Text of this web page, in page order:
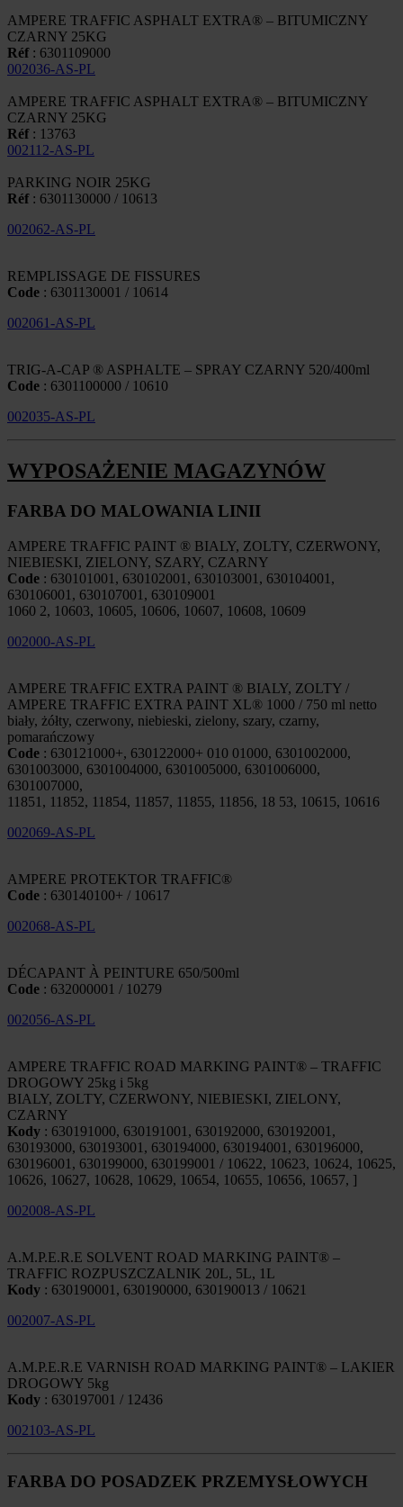
AMPERE TRAFFIC ASPHALT EXTRA® – BITUMICZNY
CZARNY 25KG
Réf: 6301109000
002036-AS-PL
AMPERE TRAFFIC ASPHALT EXTRA® – BITUMICZNY
CZARNY 25KG
Réf: 13763
002112-AS-PL
PARKING NOIR 25KG
Réf: 6301130000 / 10613
002062-AS-PL
REMPLISSAGE DE FISSURES
Code : 6301130001 / 10614
002061-AS-PL
TRIG-A-CAP ® ASPHALTE – SPRAY CZARNY 520/400ml
Code : 6301100000 / 10610
002035-AS-PL
WYPOSAŻENIE MAGAZYNÓW
FARBA DO MALOWANIA LINII
AMPERE TRAFFIC PAINT ® BIALY, ZOLTY, CZERWONY,
NIEBIESKI, ZIELONY, SZARY, CZARNY
Code : 630101001, 630102001, 630103001, 630104001,
630106001, 630107001, 630109001
1060 2, 10603, 10605, 10606, 10607, 10608, 10609
002000-AS-PL
AMPERE TRAFFIC EXTRA PAINT ® BIALY, ZOLTY /
AMPERE TRAFFIC EXTRA PAINT XL® 1000 / 750 ml netto
biały, żółty, czerwony, niebieski, zielony, szary, czarny,
pomarańczowy
Code : 630121000+, 630122000+ 010 01000, 6301002000,
6301003000, 6301004000, 6301005000, 6301006000,
6301007000,
11851, 11852, 11854, 11857, 11855, 11856, 18 53, 10615, 10616
002069-AS-PL
AMPERE PROTEKTOR TRAFFIC®
Code : 630140100+ / 10617
002068-AS-PL
DÉCAPANT À PEINTURE 650/500ml
Code : 632000001 / 10279
002056-AS-PL
AMPERE TRAFFIC ROAD MARKING PAINT® – TRAFFIC
DROGOWY 25kg i 5kg
BIALY, ZOLTY, CZERWONY, NIEBIESKI, ZIELONY,
CZARNY
Kody : 630191000, 630191001, 630192000, 630192001,
630193000, 630193001, 630194000, 630194001, 630196000,
630196001, 630199000, 630199001 / 10622, 10623, 10624, 10625,
10626, 10627, 10628, 10629, 10654, 10655, 10656, 10657, ]
002008-AS-PL
A.M.P.E.R.E SOLVENT ROAD MARKING PAINT® –
TRAFFIC ROZPUSZCZALNIK 20L, 5L, 1L
Kody : 630190001, 630190000, 630190013 / 10621
002007-AS-PL
A.M.P.E.R.E VARNISH ROAD MARKING PAINT® – LAKIER
DROGOWY 5kg
Kody : 630197001 / 12436
002103-AS-PL
FARBA DO POSADZEK PRZEMYSŁOWYCH